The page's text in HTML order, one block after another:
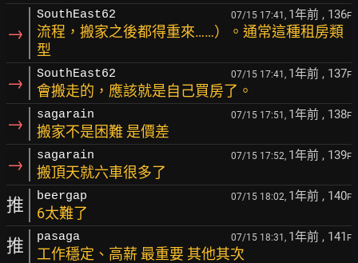
→
SouthEast62 07/15 17:41, 1年前 , 136F
流程，搬家之後都得重來……）。通常這種租房類
型
→ SouthEast62 07/15 17:41, 1年前 , 137F
會搬走的，應該就是自己買房了。
→ sagarain 07/15 17:51, 1年前 , 138F
搬家不是困難 是價差
→ sagarain 07/15 17:52, 1年前 , 139F
搬頂天就六車很多了
推 beergap 07/15 18:02, 1年前 , 140F
6太難了
推 pasaga 07/15 18:31, 1年前 , 141 F
工作穩定、高薪 最重要 其他其次